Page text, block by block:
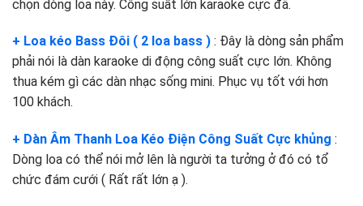
chọn dòng loa này. Công suất lớn karaoke cực đã.
+ Loa kéo Bass Đôi ( 2 loa bass ) : Đây là dòng sản phẩm
phải nói là dàn karaoke di động công suất cực lớn. Không
thua kém gì các dàn nhạc sống mini. Phục vụ tốt với hơn
100 khách.
+ Dàn Âm Thanh Loa Kéo Điện Công Suất Cực khủng :
Dòng loa có thể nói mở lên là người ta tưởng ở đó có tổ
chức đám cưới ( Rất rất lớn ạ ).